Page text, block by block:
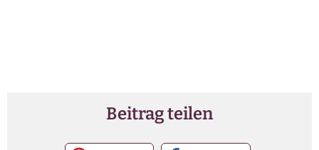
Beitrag teilen